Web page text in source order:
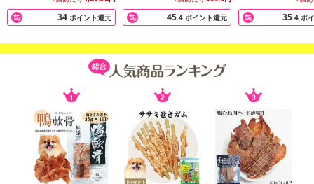
34 ポイント還元 45.4 ポイント還元 35.4 ポ